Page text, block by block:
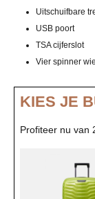
Uitschuifbare
USB poort
TSA cijferslot
Vier spinner
KIES JE
Profiteer nu van